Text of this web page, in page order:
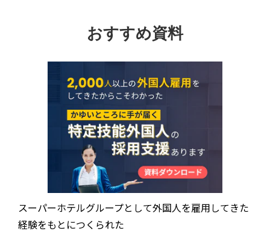
おすすめ資料
スーパーホテルグループとして外国人を雇用してきた
経験をもとにつくられた